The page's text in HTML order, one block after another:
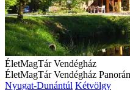
ÉletMagTár Vendégház
ÉletMagTár Vendégház
Nyugat-Dunántúl Kétvölgy